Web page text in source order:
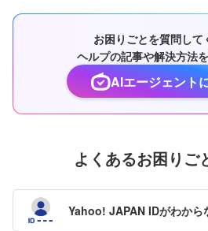
プッ
お困りごとを質問して
ヘルプの記事や解決方法
AIエージェント
よくあるお困りご
Yahoo! JAPAN IDがわから